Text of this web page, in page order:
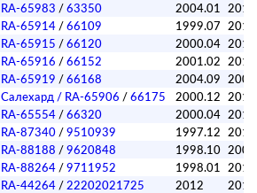
RA-65983 /63350 2004.01
RA-65914 /66109 1999.07
RA-65915 /66120 2000.04
RA-65916 /66152 2001.02
RA-65919 /66168 2004.09
Салехард / RA-65906 /66175 2000.12
RA-65554 /66320 2000.04
RA-87340 /9510939 1997.12
RA-88188 /9620848 1998.10
RA-88264 /9711952 1998.01
RA-44264 /22202021725 2012